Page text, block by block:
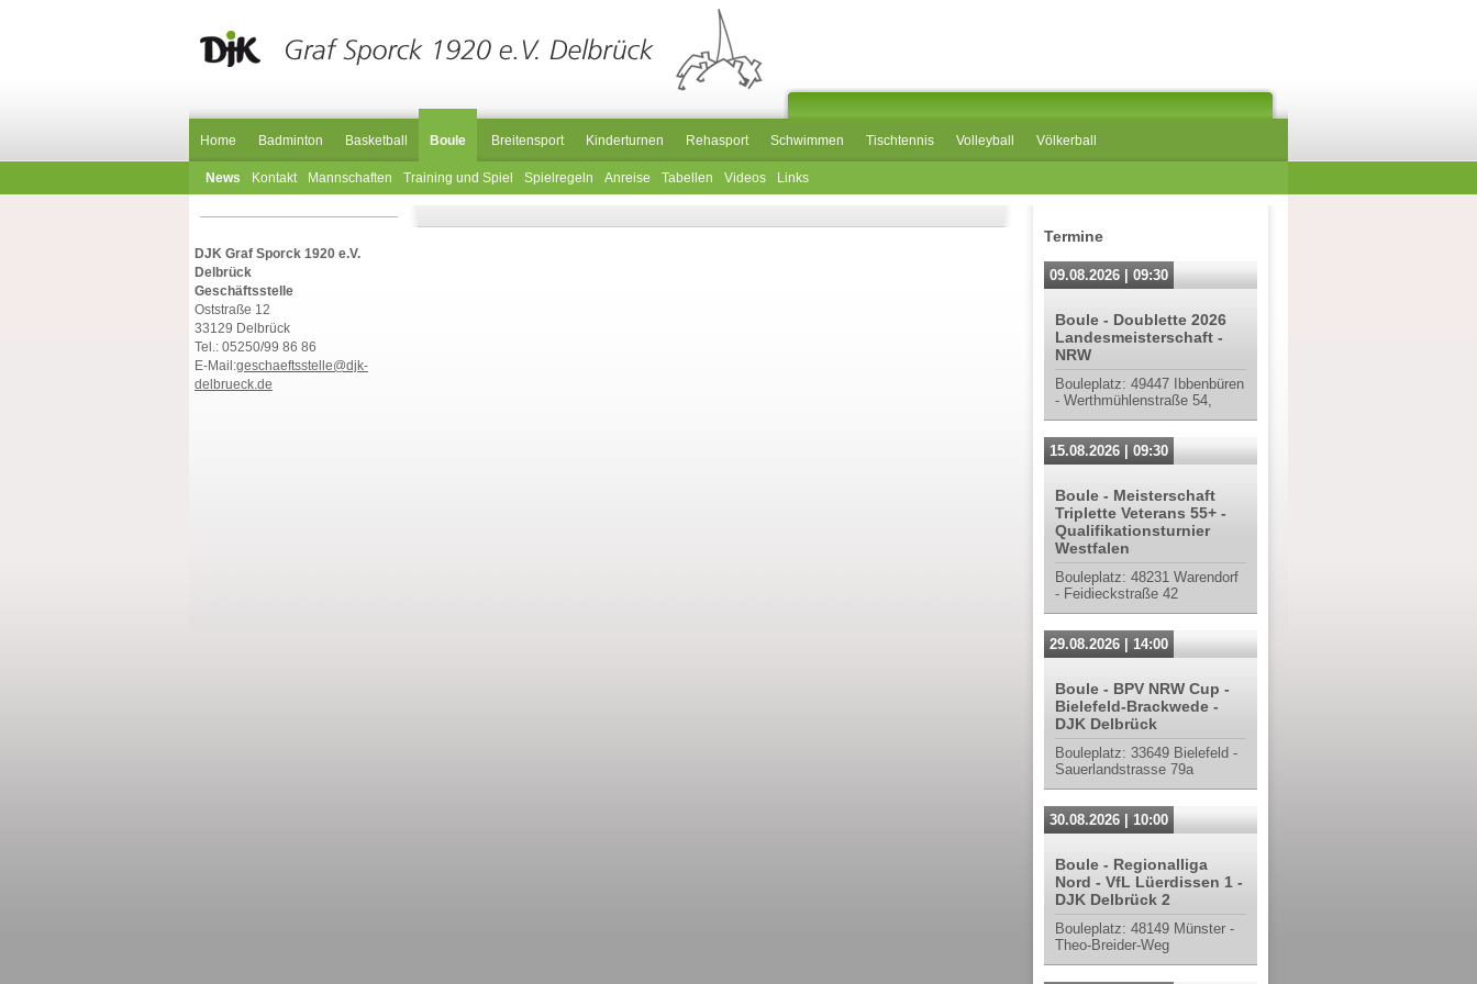
Home Badminton Basketball Boule Breitensport Kinderturnen Rehasport Schwimmen Tischtennis Volleyball Völkerball
News Kontakt Mannschaften Training und Spiel Spielregeln Anreise Tabellen Videos Links
DJK Graf Sporck 1920 e.V.
Delbrück
Geschäftsstelle
Oststraße 12
33129 Delbrück
Tel.: 05250/99 86 86
E-Mail:geschaeftsstelle@djk-
delbrueck.de
Termine
09.08.2026 | 09:30
Boule - Doublette 2026
Landesmeisterschaft -
NRW
Bouleplatz: 49447 Ibbenbüren
- Werthmühlenstraße 54,
15.08.2026 | 09:30
Boule - Meisterschaft
Triplette Veterans 55+ -
Qualifikationsturnier
Westfalen
Bouleplatz: 48231 Warendorf
- Feidieckstraße 42
29.08.2026 | 14:00
Boule - BPV NRW Cup -
Bielefeld-Brackwede -
DJK Delbrück
Bouleplatz: 33649 Bielefeld -
Sauerlandstrasse 79a
30.08.2026 | 10:00
Boule - Regionalliga
Nord - VfL Lüerdissen 1 -
DJK Delbrück 2
Bouleplatz: 48149 Münster -
Theo-Breider-Weg